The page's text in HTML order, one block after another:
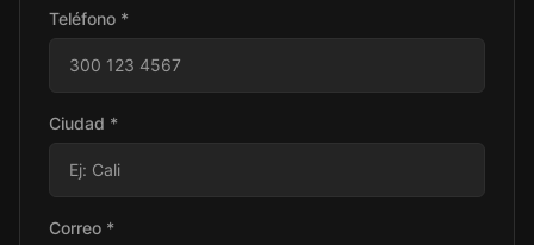
Teléfono *
Ciudad *
Correo *